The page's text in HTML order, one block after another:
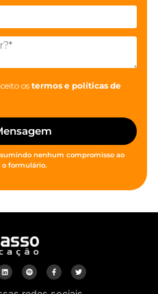
os termos e políticas de
nenhum compromisso ao
formulário.